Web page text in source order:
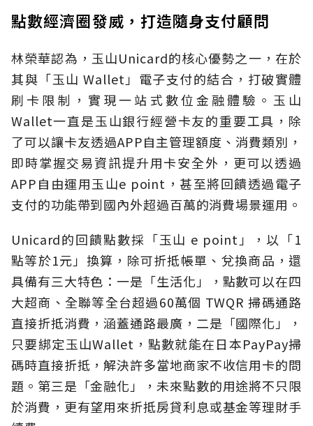
點數經濟圈發威，打造隨身支付顧問
林榮華認為，玉山Unicard的核心優勢之一，在於
其與「玉山 Wallet」電子支付的結合，打破實體
刷卡限制，實現一站式數位金融體驗。玉山
Wallet一直是玉山銀行經營卡友的重要工具，除
了可以讓卡友透過APP自主管理額度、消費類別，
即時掌握交易資訊提升用卡安全外，更可以透過
APP自由運用玉山e point，甚至將回饋透過電子
支付的功能帶到國內外超過百萬的消費場景運用。
Unicard的回饋點數採「玉山 e point」，以「1
點等於1元」換算，除可折抵帳單、兌換商品，還
具備有三大特色：一是「生活化」，點數可以在四
大超商、全聯等全台超過60萬個 TWQR 掃碼通路
直接折抵消費，涵蓋通路最廣，二是「國際化」，
只要綁定玉山Wallet，點數就能在日本PayPay掃
碼時直接折抵，解決許多當地商家不收信用卡的問
題。第三是「金融化」，未來點數的用途將不只限
於消費，更有望用來折抵房貸利息或基金等理財手